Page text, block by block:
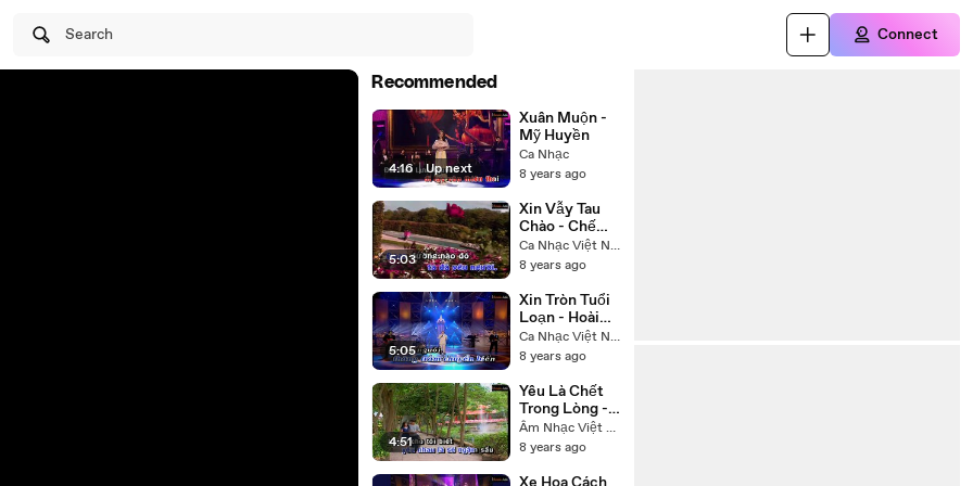
Search Connect
Recommended
4:16 | Up next
Xuân Muộn -
Mỹ Huyền
Ca Nhạc
8 years ago
5:03
Xin Vẫy Tau
Chào - Chế
Linh
Ca Nhạc Việt Nam
8 years ago
5:05
Xin Tròn Tuổi
Loạn - Hoài
Linh Trường
Vũ
Ca Nhạc Việt Nam
8 years ago
4:51
Yêu Là Chết
Trong Lòng -
Hạ Vy
Âm Nhạc Việt Nam
8 years ago